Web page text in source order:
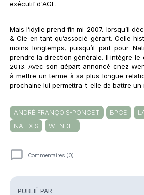
PUBLIÉ PAR
exécutif d'AGF.
Mais l’idylle prend fin mi-2007, lorsqu’il
& Cie en tant qu’associé gérant. Celle
moins longtemps, puisqu’il part pour
prendre la direction générale. Il intègre le
2013. Avec son départ annoncé chez
à mettre un terme à sa plus longue
prochaine lui permettra-t-elle de battre un
ANDRÉ FRANÇOIS-PONCET BPCE
NATIXIS
WENDEL
Commentaires (0)